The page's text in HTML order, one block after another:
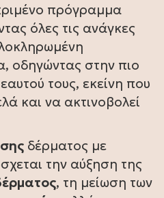
πρόγραμμα
όλες τις ανάγκες
οδηγώντας στην πιο
τους, εκείνη που
και να ακτινοβολεί
δέρματος με
την αύξηση της
, τη μείωση των